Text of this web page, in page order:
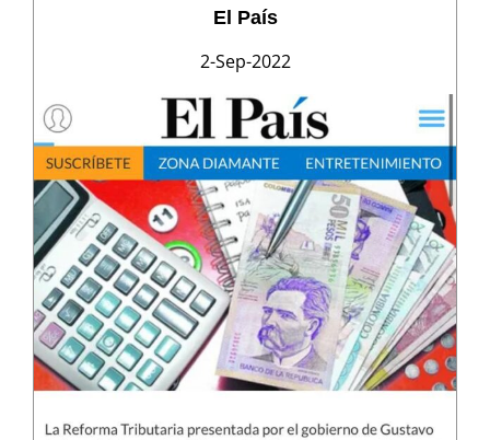
El País
2-Sep-2022